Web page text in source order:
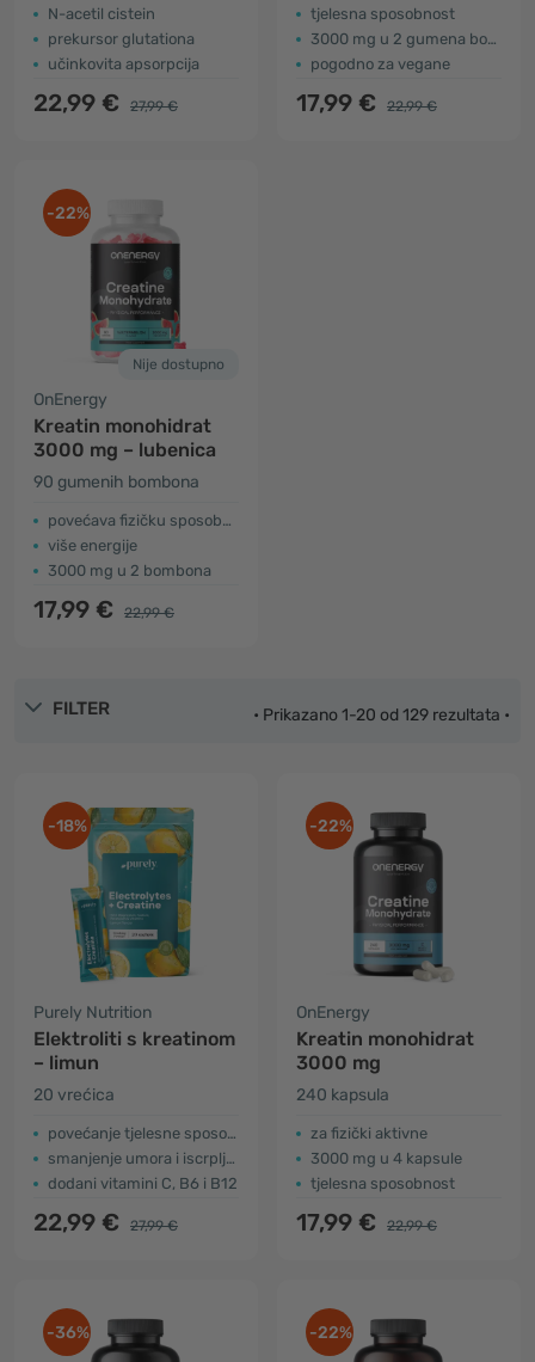
N-acetil cistein
prekursor glutationa
učinkovita apsorpcija
22,99 € 27,99 €
tjelesna sposobnost
3000 mg u 2 gumena bombona
pogodno za vegane
17,99 € 22,99 €
-22%
Nije dostupno
OnEnergy
Kreatin monohidrat
3000 mg – lubenica
90 gumenih bombona
povećava fizičku sposobnost
više energije
3000 mg u 2 bombona
17,99 € 22,99 €
FILTER • Prikazano 1-20 od 129 rezultata •
-18%
Purely Nutrition
Elektroliti s kreatinom
– limun
20 vrećica
povećanje tjelesne sposobnosti
smanjenje umora i iscrpljenosti
dodani vitamini C, B6 i B12
22,99 € 27,99 €
-22%
OnEnergy
Kreatin monohidrat
3000 mg
240 kapsula
za fizički aktivne
3000 mg u 4 kapsule
tjelesna sposobnost
17,99 € 22,99 €
-36% -22%